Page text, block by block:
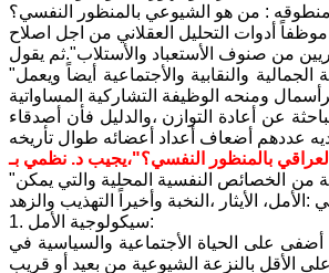
: من هو الشيوعي بالمنظور النفسي؟
أدوات التحليل العقلاني من اجل اصلاح
"فالشيوعي مغرم حد الأفتتان بكيفية تغيير العالم، ليس بالوسائل السياسية فحسب وأنما بالأساليب الثقافية الجمالية والنقابية والأجتماعية أيضاً ويعمل
عن أعادة التوازن ،والدليل فأن أصدقاء
"أنه الشيوعي بمضمونه السايكولوجي العام الواعي بحقيقة الظلم وفكرة العدالة الأجتماعية ، مضافاً اليه حزمة من الخصائص النفسية المحلية والتي يمكن
1. سيكولوجية الأمل:
أضفى على الحياة الأجتماعية والسياسية في